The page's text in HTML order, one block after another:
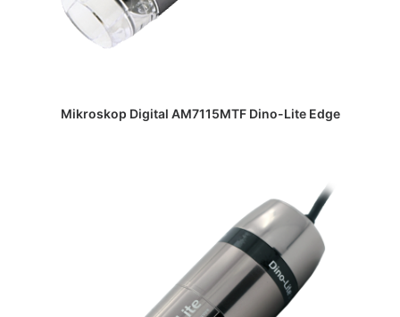
DAPATKAN PENAWARAN HARGA
Mikroskop Digital AM7115MTF Dino-Lite Edge